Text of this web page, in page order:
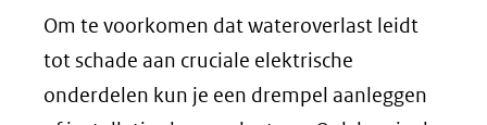
Om te voorkomen dat wateroverlast leidt
tot schade aan cruciale elektrische
onderdelen kun je een drempel aanleggen